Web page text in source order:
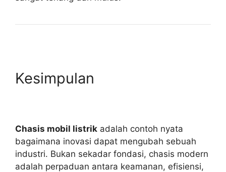
Kesimpulan
Chasis mobil listrik adalah contoh nyata
bagaimana inovasi dapat mengubah sebuah
industri. Bukan sekadar fondasi, chasis modern
adalah perpaduan antara keamanan, efisiensi,